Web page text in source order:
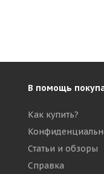
В помощь
Как купить?
Статьи и обзоры
Справка